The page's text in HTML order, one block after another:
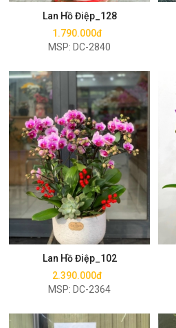
Lan Hồ Điệp_128
1.790.000đ
MSP: DC-2840
Lan Hồ Điệp_102
2.390.000đ
MSP: DC-2364
Mua ngay